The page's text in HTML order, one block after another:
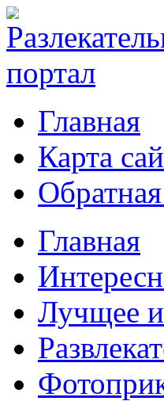
Главная
Карта
Обратная
Главная
Лучщее